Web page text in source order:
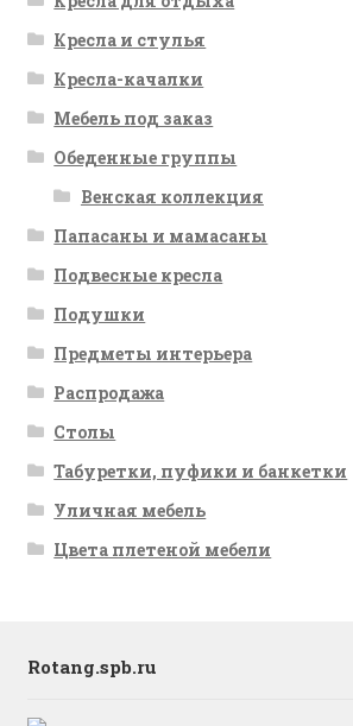
Кресла и стулья
Кресла-качалки
Мебель под заказ
Обеденные группы
Венская коллекция
Папасаны и мамасаны
Подвесные кресла
Подушки
Предметы интерьера
Распродажа
Столы
Табуретки, пуфики и банкетки
Уличная мебель
Цвета плетеной мебели
Rotang.spb.ru